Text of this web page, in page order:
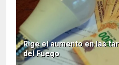
Rige el aumento en las
del Fuego